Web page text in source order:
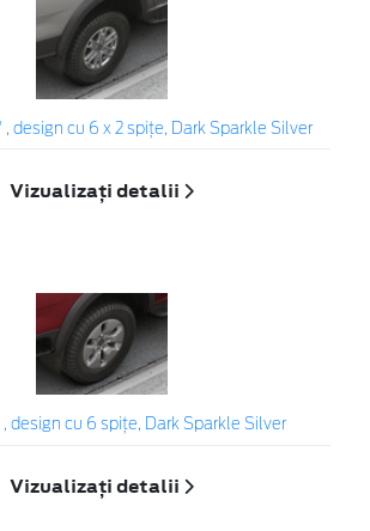
, design cu 6 x 2 spiţe, Dark Sparkle Silver
Vizualizați detalii
, design cu 6 spiţe, Dark Sparkle Silver
Vizualizați detalii